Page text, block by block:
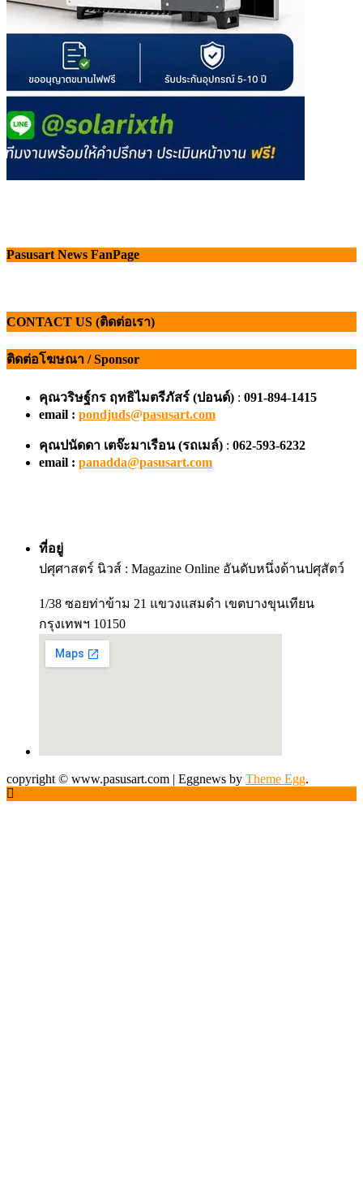
Pasusart News FanPage
CONTACT US (ติดต่อเรา)
ติดต่อโฆษณา / Sponsor
คุณวริษฐ์กร ฤทธิไมตรีภัสร์ (ปอนด์) : 091-894-1415
email : pondjuds@pasusart.com
คุณปนัดดา เตจ๊ะมาเรือน (รถเมล์) : 062-593-6232
email : panadda@pasusart.com
ที่อยู่
ปศุศาสตร์ นิวส์ : Magazine Online อันดับหนึ่งด้านปศุสัตว์
1/38 ซอยท่าข้าม 21 แขวงแสมดำ เขตบางขุนเทียน
กรุงเทพฯ 10150
copyright © www.pasusart.com | Eggnews by Theme Egg.